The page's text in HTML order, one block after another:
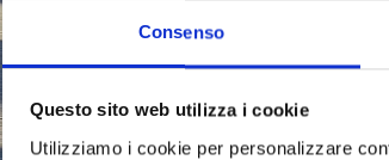
Consenso
Questo sito web utilizza i cookie
Utilizziamo i cookie per personalizzare